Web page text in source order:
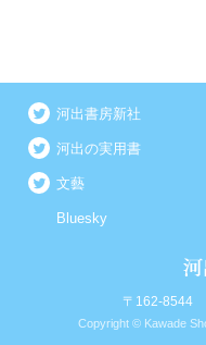
河出書房新社
河出の実用書
文藝
Bluesky
〒162-8544
Copyright © Kawade